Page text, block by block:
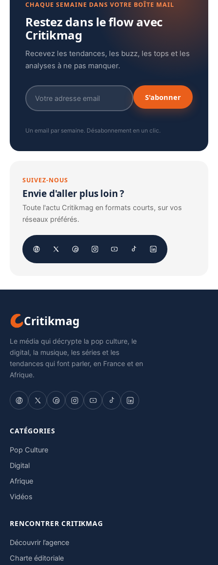
CHAQUE SEMAINE DANS VOTRE BOÎTE MAIL
Restez dans le flow avec
Critikmag
Recevez les tendances, les buzz, les tops et les
analyses à ne pas manquer.
S'abonner
Un email par semaine. Désabonnement en un clic.
SUIVEZ-NOUS
Envie d'aller plus loin ?
Toute l'actu Critikmag en formats courts, sur vos
réseaux préférés.
Critikmag
Le média qui décrypte la pop culture, le
digital, la musique, les séries et les
tendances qui font parler, en France et en
Afrique.
CATÉGORIES
Pop Culture
Digital
Afrique
Vidéos
RENCONTRER CRITIKMAG
Découvrir l’agence
Charte éditoriale